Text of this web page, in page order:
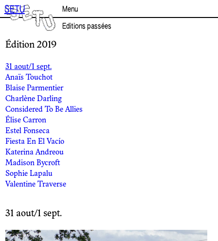
Aller
au
SETU Menu
Editions passées
Édition 2019
31 aout/1 sept.
Anaïs Touchot
Blaise Parmentier
Charlène Darling
Considered To Be Allies
Élise Carron
Estel Fonseca
Fiesta En El Vacío
Katerina Andreou
Madison Bycroft
Sophie Lapalu
Valentine Traverse
31 aout/1 sept.